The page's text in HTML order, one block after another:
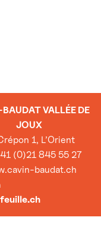
VALLÉE DE
JOUX
1, L’Orient
(0)21 845 55 27
baudat.ch